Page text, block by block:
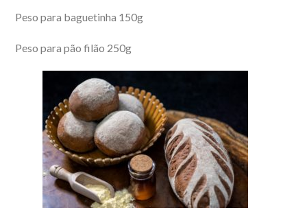
Peso para baguetinha 150g
Peso para pão filão 250g